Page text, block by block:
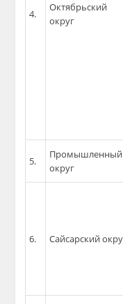
4.
Октябрьский
округ
5.
Промышленный
округ
6. Сайсарский